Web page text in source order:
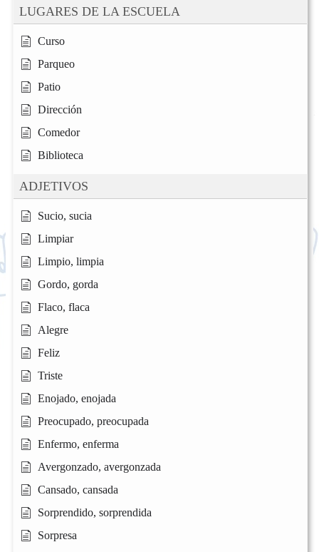
LUGARES DE LA ESCUELA
Curso
Parqueo
Patio
Dirección
Comedor
Biblioteca
ADJETIVOS
Sucio, sucia
Limpiar
Limpio, limpia
Gordo, gorda
Flaco, flaca
Alegre
Feliz
Triste
Enojado, enojada
Preocupado, preocupada
Enfermo, enferma
Avergonzado, avergonzada
Cansado, cansada
Sorprendido, sorprendida
Sorpresa